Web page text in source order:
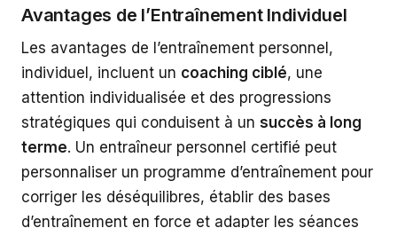
Avantages de l’Entraînement Individuel
Les avantages de l’entraînement personnel,
individuel, incluent un coaching ciblé, une
attention individualisée et des progressions
stratégiques qui conduisent à un succès à long
terme. Un entraîneur personnel certifié peut
personnaliser un programme d’entraînement pour
corriger les déséquilibres, établir des bases
d’entraînement en force et adapter les séances